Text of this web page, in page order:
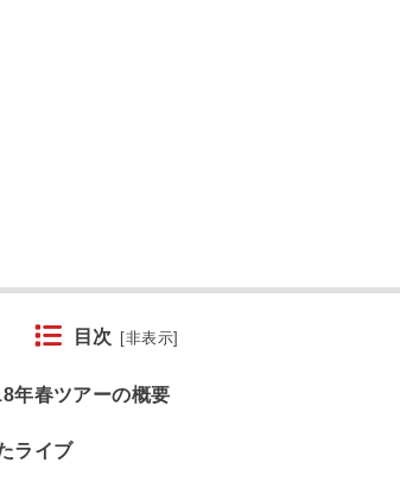
目次 [非表示]
年春ツアーの概要
ライブ